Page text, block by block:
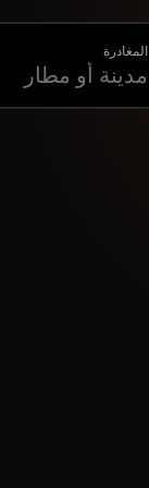
المغادرة
مدينة أو مطار